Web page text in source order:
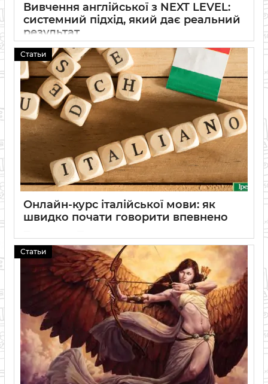
Вивчення англійської з NEXT LEVEL:
системний підхід, який дає реальний
результат
25 02 2026 0
Статьи
Онлайн-курс італійської мови: як
швидко почати говорити впевнено
Статьи